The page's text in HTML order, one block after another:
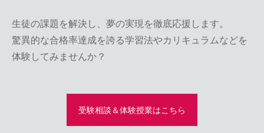
生徒の課題を解決し、夢の実現を徹底応援します。
驚異的な合格率達成を誇る学習法やカリキュラムなどを
体験してみませんか？
受験相談＆体験授業はこちら